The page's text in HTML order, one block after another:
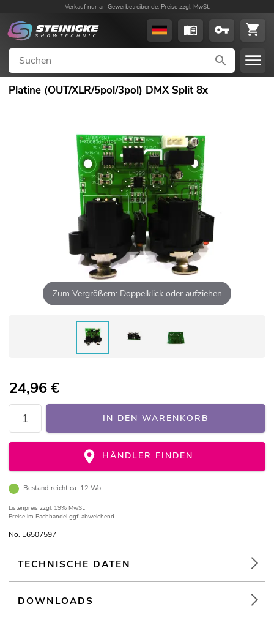
Verkauf nur an Gewerbetreibende. Preise zzgl. MwSt.
Platine (OUT/XLR/5pol/3pol) DMX Split 8x
Zum Vergrößern: Doppelklick oder aufziehen
24,96€
IN DEN WARENKORB
HÄNDLER FINDEN
Bestand reicht ca. 12 Wo.
Listenpreis zzgl. 19% MwSt.
Preise im Fachhandel ggf. abweichend.
No. E6507597
TECHNISCHE DATEN
DOWNLOADS